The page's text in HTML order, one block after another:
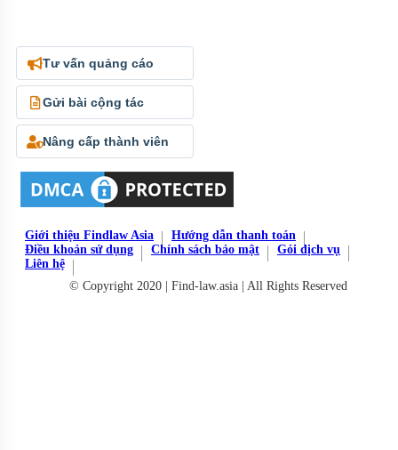
Tư vấn quảng cáo
Gửi bài cộng tác
Nâng cấp thành viên
Giới thiệu Findlaw Asia
Hướng dẫn thanh toán
Điều khoản sử dụng
Chính sách bảo mật
Gói dịch vụ
Liên hệ
© Copyright 2020 | Find-law.asia | All Rights Reserved